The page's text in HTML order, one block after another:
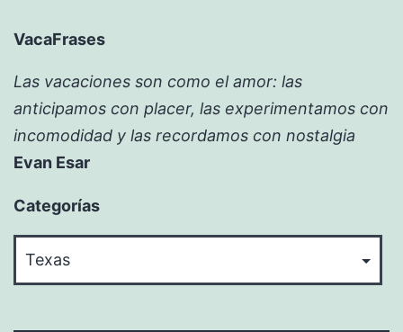
VacaFrases
Las vacaciones son como el amor: las
anticipamos con placer, las experimentamos con
incomodidad y las recordamos con nostalgia
Evan Esar
Categorías